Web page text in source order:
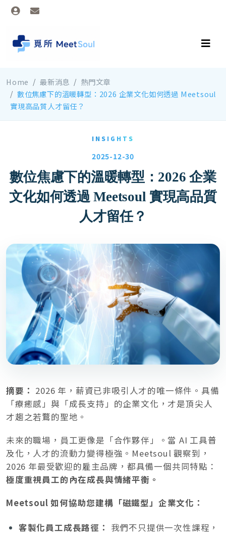
Home 最新消息
熱門文章
數位焦慮下的溫暖轉型：2026 企業文化如何透過 Meetsoul
實現高品質人才留任？
INSIGHTS
2025-12-30
數位焦慮下的溫暖轉型：2026 企業
文化如何透過 Meetsoul 實現高品質
人才留任？
摘要： 2026 年，薪資已非吸引人才的唯一條件。具備
「療癒感」與「成長支持」的企業文化，才是頂尖人
才趨之若鶩的聖地。
未來的職場，員工更像是「合作夥伴」。當 AI 工具普
及化，人才的流動力變得極強。Meetsoul 觀察到，
2026 年最受歡迎的雇主品牌，都具備一個共同特點：
極度重視員工的內在成長與情緒平衡。
Meetsoul 如何協助您建構「磁鐵型」企業文化：
客製化員工成長路徑： 我們不只提供一次性課程，